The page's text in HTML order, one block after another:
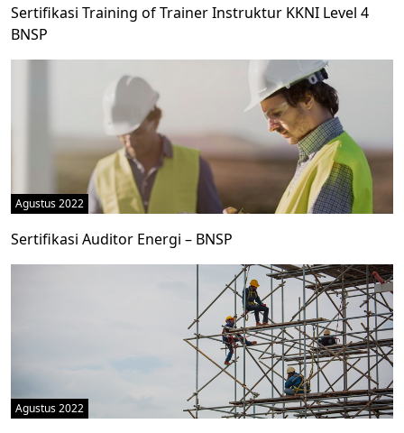
Sertifikasi Training of Trainer Instruktur KKNI Level 4
BNSP
Agustus 2022
Sertifikasi Auditor Energi – BNSP
Agustus 2022